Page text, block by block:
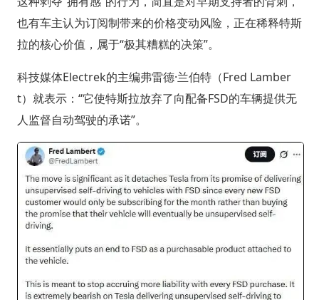
也有车主认为订阅制带来的价格变动风险，正在稀释特斯
拉的核心价值，属于“极其糟糕的决策”。
科技媒体Electrek的主编弗雷德·兰伯特（Fred Lamber
t）就表示：“它使特斯拉放弃了向配备FSD的车辆提供无
人监督自动驾驶的承诺”。